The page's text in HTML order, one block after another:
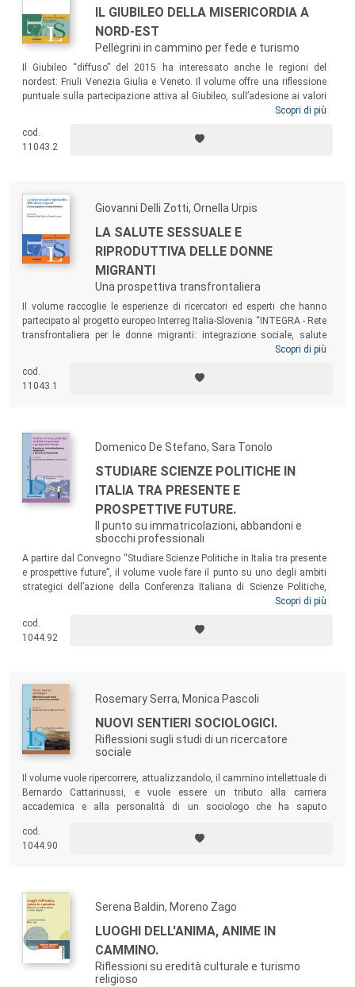
IL GIUBILEO DELLA MISERICORDIA A
NORD-EST
Pellegrini in cammino per fede e turismo
Il Giubileo “diffuso” del 2015 ha interessato anche le regioni del
nordest: Friuli Venezia Giulia e Veneto. Il volume offre una riflessione
puntuale sulla partecipazione attiva al Giubileo, sull’adesione ai valori
e alle pratiche religiose della società odierna, sulle diverse accezioni
delle mete devozionali, sulla capacità di accoglienza degli operatori e
sulla valorizzazione e promozione dell’elemento religioso in chiave
Scopri di più
cod.
11043.2
Giovanni Delli Zotti, Ornella Urpis
LA SALUTE SESSUALE E
RIPRODUTTIVA DELLE DONNE
MIGRANTI
Una prospettiva transfrontaliera
Il volume raccoglie le esperienze di ricercatori ed esperti che hanno
partecipato al progetto europeo Interreg Italia-Slovenia “INTEGRA - Rete
transfrontaliera per le donne migranti: integrazione sociale, salute
sessuale e riproduttiva”. Il lavoro ha esplorato un tema poco osservato
riproduttiva delle donne che provengono da culture con una forte
impronta patriarcale. L’intento è di offrire strumenti teorici e
Scopri di più
cod.
11043.1
Domenico De Stefano, Sara Tonolo
STUDIARE SCIENZE POLITICHE IN
ITALIA TRA PRESENTE E
PROSPETTIVE FUTURE.
Il punto su immatricolazioni, abbandoni e
sbocchi professionali
A partire dal Convegno “Studiare Scienze Politiche in Italia tra presente
e prospettive future”, il volume vuole fare il punto su uno degli ambiti
strategici dell’azione della Conferenza Italiana di Scienze Politiche,
collegandone le analisi teoriche con la società e il contesto lavorativo
contenute nel testo rappresentano un punto di partenza per riflessioni
su possibili riorganizzazioni e modifiche dei corsi di laurea dei
Scopri di più
cod.
1044.92
Rosemary Serra, Monica Pascoli
NUOVI SENTIERI SOCIOLOGICI.
Riflessioni sugli studi di un ricercatore
sociale
Il volume vuole ripercorrere, attualizzandolo, il cammino intellettuale di
Bernardo Cattarinussi, e vuole essere un tributo alla carriera
accademica e alla personalità di un sociologo che ha saputo
concretezza.
cod.
1044.90
Serena Baldin, Moreno Zago
LUOGHI DELL'ANIMA, ANIME IN
CAMMINO.
Riflessioni su eredità culturale e turismo
religioso